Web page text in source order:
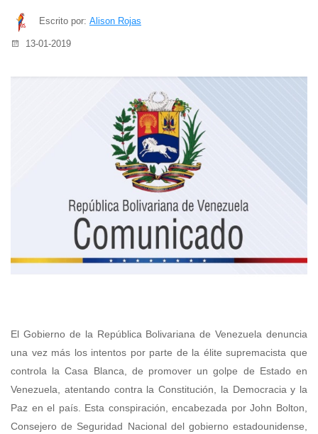
Escrito por: Alison Rojas
13-01-2019
El Gobierno de la República Bolivariana de Venezuela denuncia
una vez más los intentos por parte de la élite supremacista que
controla la Casa Blanca, de promover un golpe de Estado en
Venezuela, atentando contra la Constitución, la Democracia y la
Paz en el país.
Esta conspiración, encabezada por John Bolton,
Consejero de Seguridad Nacional del gobierno estadounidense,